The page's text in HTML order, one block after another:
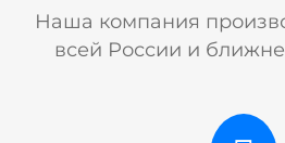
Наша компания
всей России и